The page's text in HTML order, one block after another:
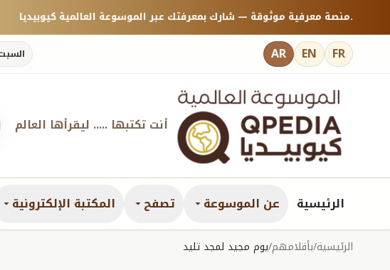
منصة معرفية موثوقة — شارك بمعرفتك عبر الموسوعة العالمية كيوبيديا.
السبت 08 AR EN FR
أنت تكتبها ..... ليقرأها العالم
الرئيسية عن الموسوعة تصفح المكتبة الإلكترونية
الرئيسية/بأقلامهم/يوم مجيد لمجد تليد